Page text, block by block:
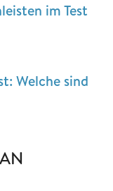
im Test
Welche sind